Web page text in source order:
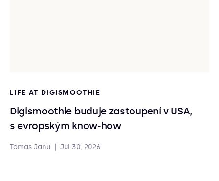
LIFE AT DIGISMOOTHIE
Digismoothie buduje zastoupení v USA,
s evropským know-how
Tomas Janu Jul 30, 2026